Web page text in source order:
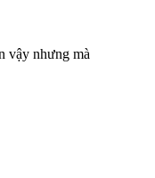
vậy nhưng mà